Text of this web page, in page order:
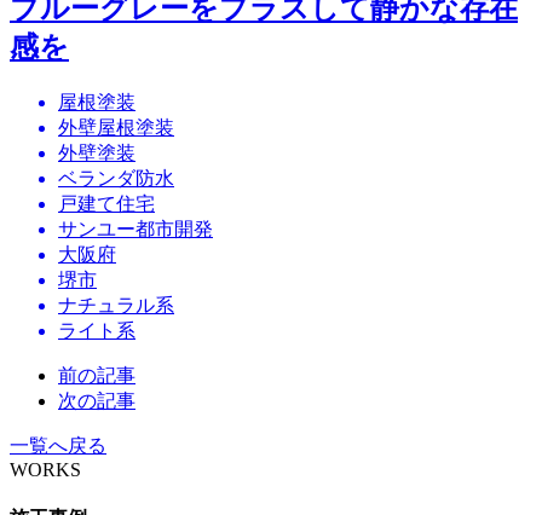
ブルーグレーをプラスして静かな存在
感を
屋根塗装
外壁屋根塗装
外壁塗装
ベランダ防水
戸建て住宅
サンユー都市開発
大阪府
堺市
ナチュラル系
ライト系
前の記事
次の記事
一覧へ戻る
WORKS